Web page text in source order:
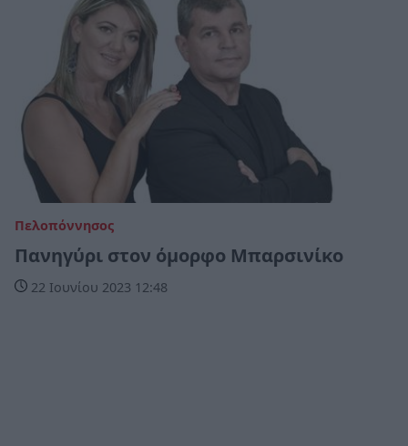
Πελοπόννησος
Πανηγύρι στον όμορφο Μπαρσινίκο
22 Ιουνίου 2023 12:48